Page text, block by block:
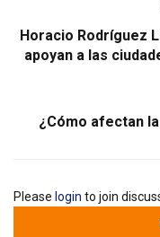
Horacio Rodríguez
apoyan a las
¿Cómo afectan
Please login to join